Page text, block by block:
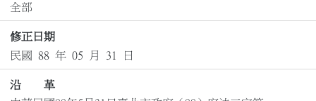
全部
修正日期
民國 88 年 05 月 31 日
沿 革